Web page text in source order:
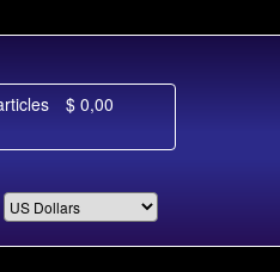
$ 0,00